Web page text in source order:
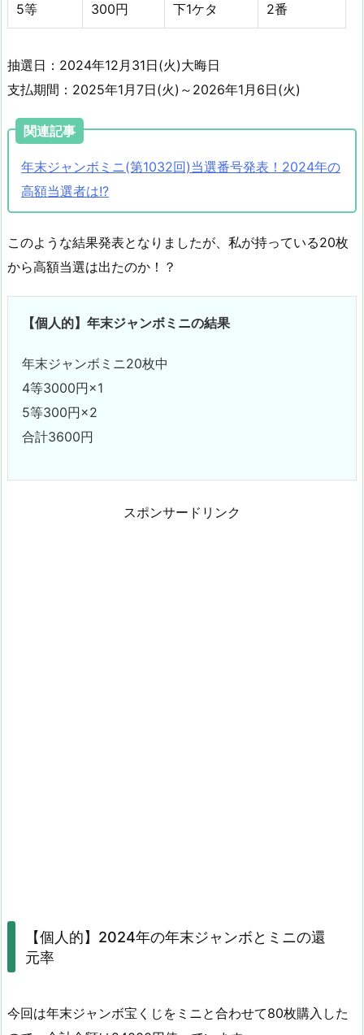
5等 300円 下1ケタ 2番
抽選日：2024年12月31日(火)大晦日
支払期間：2025年1月7日(火)～2026年1月6日(火)
関連記事
年末ジャンボミニ(第1032回)当選番号発表！2024年の
高額当選者は!?
このような結果発表となりましたが、私が持っている20枚
から高額当選は出たのか！？
【個人的】年末ジャンボミニの結果
年末ジャンボミニ20枚中
4等3000円×1
5等300円×2
合計3600円
スポンサードリンク
【個人的】2024年の年末ジャンボとミニの還
元率
今回は年末ジャンボ宝くじをミニと合わせて80枚購入した